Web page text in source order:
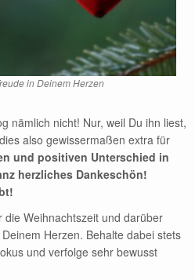
in Deinem Herzen
nämlich nicht! Nur, weil Du ihn liest,
also gewissermaßen extra für
und positiven Unterschied in
herzliches Dankeschön!
Weihnachtszeit und darüber
Herzen. Behalte dabei stets
und verfolge sehr bewusst